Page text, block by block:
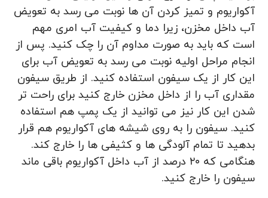
آکواریوم و تمیز کردن آن ها نوبت می رسد به تعویض
آب داخل مخزن، زیرا دما و کیفیت آب امری مهم
است که باید به صورت مداوم آن را چک کنید. پس از
انجام مراحل اولیه نوبت می رسد به تعویض آب برای
این کار از یک سیفون استفاده کنید. از طریق سیفون
مقداری آب را از داخل مخزن خارج کنید برای راحت تر
شدن این کار نیز می توانید از یک پمپ هم استفاده
کنید. سیفون را به روی شیشه های آکواریوم هم قرار
بدهید تا تمام آلودگی ها و کثیفی ها را خارج کند.
هنگامی که ۲۰ درصد از آب داخل آکواریوم باقی ماند
سیفون را خارج کنید.